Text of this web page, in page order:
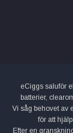
eCiggs saluför
batterier,
Vi såg behovet av
för att
Efter en